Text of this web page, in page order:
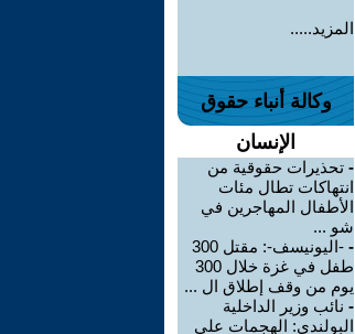
المزيد.....
وكالة أنباء حقوق
الإنسان
- تحذيرات حقوقية من
انتهاكات تطال مئات
الأطفال المهاجرين في
شو ...
-
-اليونيسف-: مقتل 300
طفل في غزة خلال 300
يوم من وقف إطلاق ال ...
- نائب وزير الداخلية
البولندي: الهجمات على